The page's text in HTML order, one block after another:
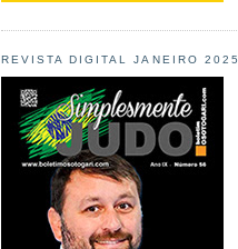
REVISTA DIGITAL JANEIRO 2025